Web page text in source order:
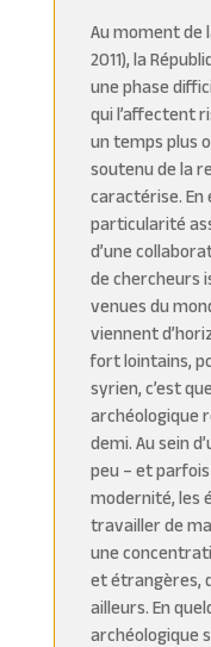
:
Au moment de
2011), la
une phase
qui l’affectent
un temps plus
soutenu de la
caractérise. En
particularité
d’une
de chercheurs
venues du
viennent
fort lointains,
syrien, c’est
archéologique
demi. Au sein
peu – et
modernité, les
travailler de
une
et étrangères,
ailleurs. En
archéologique